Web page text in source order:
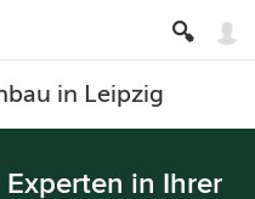
in Leipzig
in Ihrer